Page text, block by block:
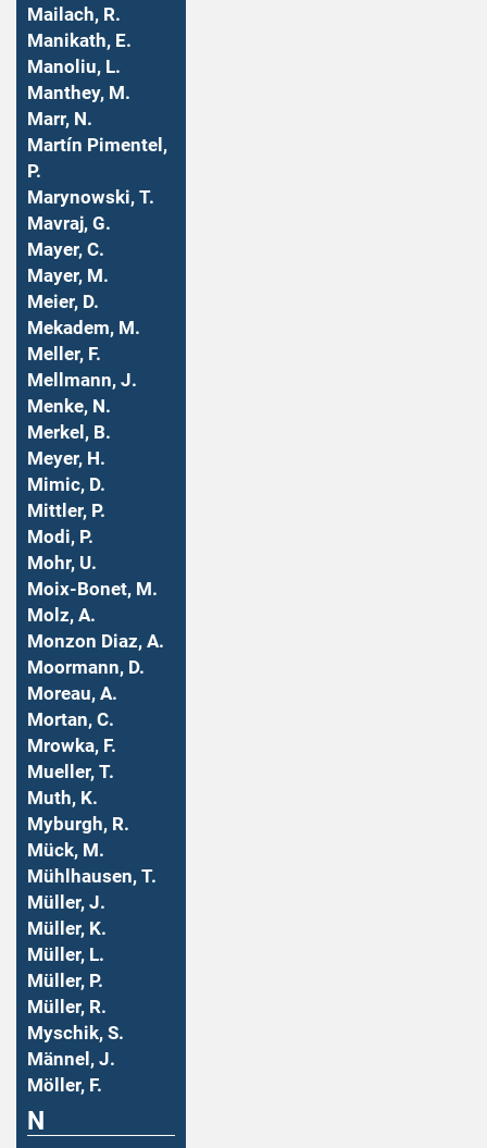
Mailach, R.
Manikath, E.
Manoliu, L.
Manthey, M.
Marr, N.
Martín Pimentel,
P.
Marynowski, T.
Mavraj, G.
Mayer, C.
Mayer, M.
Meier, D.
Mekadem, M.
Meller, F.
Mellmann, J.
Menke, N.
Merkel, B.
Meyer, H.
Mimic, D.
Mittler, P.
Modi, P.
Mohr, U.
Moix-Bonet, M.
Molz, A.
Monzon Diaz, A.
Moormann, D.
Moreau, A.
Mortan, C.
Mrowka, F.
Mueller, T.
Muth, K.
Myburgh, R.
Mück, M.
Mühlhausen, T.
Müller, J.
Müller, K.
Müller, L.
Müller, P.
Müller, R.
Myschik, S.
Männel, J.
Möller, F.
N